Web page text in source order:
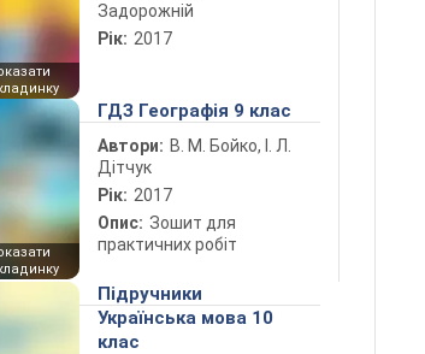
Задорожній
Рік: 2017
ГДЗ Географія 9 клас
Автори: В. М. Бойко, І. Л.
Дітчук
Рік: 2017
Опис: Зошит для
практичних робіт
Підручники
Українська мова 10
клас